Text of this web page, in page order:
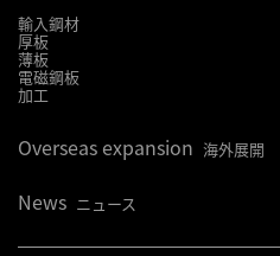
輸入鋼材
厚板
薄板
電磁鋼板
加工
Overseas expansion 海外展開
News ニュース